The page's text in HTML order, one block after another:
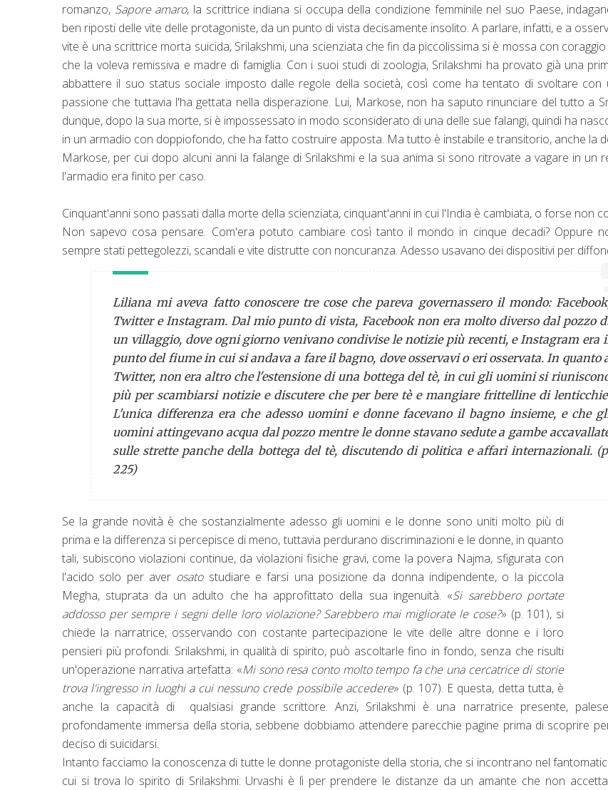
romanzo, Sapore amaro, la scrittrice indiana si occupa della condizione femminile nel suo Paese,
ben riposti delle vite delle protagoniste, da un punto di vista decisamente insolito. A parlare, infatti, e a
vite è una scrittrice morta suicida, Srilakshmi, una scienziata che fin da piccolissima si è mossa con
che la voleva remissiva e madre di famiglia. Con i suoi studi di zoologia, Srilakshmi ha provato già una
abbattere il suo status sociale imposto dalle regole della società, così come ha tentato di svoltare con
passione che tuttavia l'ha gettata nella disperazione. Lui, Markose, non ha saputo rinunciare del tutto a
dunque, dopo la sua morte, si è impossessato in modo sconsiderato di una delle sue falangi, quindi ha
in un armadio con doppiofondo, che ha fatto costruire apposta. Ma tutto è instabile e transitorio, anche la
Markose, per cui dopo alcuni anni la falange di Srilakshmi e la sua anima si sono ritrovate a vagare in un
l'armadio era finito per caso.
Cinquant'anni sono passati dalla morte della scienziata, cinquant'anni in cui l'India è cambiata, o forse non
Non sapevo cosa pensare. Com'era potuto cambiare così tanto il mondo in cinque decadi? Oppure
sempre stati pettegolezzi, scandali e vite distrutte con noncuranza. Adesso usavano dei dispositivi per
Liliana mi aveva fatto conoscere tre cose che pareva governassero il mondo:
Twitter e Instagram. Dal mio punto di vista, Facebook non era molto diverso dal pozzo
un villaggio, dove ogni giorno venivano condivise le notizie più recenti, e Instagram era
punto del fiume in cui si andava a fare il bagno, dove osservavi o eri osservata. In quanto
Twitter, non era altro che l'estensione di una bottega del tè, in cui gli uomini si
più per scambiarsi notizie e discutere che per bere tè e mangiare frittelline di
L'unica differenza era che adesso uomini e donne facevano il bagno insieme, e che
uomini attingevano acqua dal pozzo mentre le donne stavano sedute a gambe
sulle strette panche della bottega del tè, discutendo di politica e affari internazionali.
225)
Se la grande novità è che sostanzialmente adesso gli uomini e le donne sono uniti molto più di
prima e la differenza si percepisce di meno, tuttavia perdurano discriminazioni e le donne, in quanto
tali, subiscono violazioni continue, da violazioni fisiche gravi, come la povera Najma, sfigurata con
l'acido solo per aver osatostudiare e farsi una posizione da donna indipendente, o la piccola
Megha, stuprata da un adulto che ha approfittato della sua ingenuità. «Si sarebbero portate
addosso per sempre i segni delle loro violazione? Sarebbero mai migliorate le cose?» (p. 101), si
chiede la narratrice, osservando con costante partecipazione le vite delle altre donne e i loro
pensieri più profondi. Srilakshmi, in qualità di spirito, può ascoltarle fino in fondo, senza che risulti
un'operazione narrativa artefatta: «Mi sono resa conto molto tempo fa che una cercatrice di storie
trova l'ingresso in luoghi a cui nessuno crede possibile accedere» (p. 107). E questa, detta tutta, è
anche la capacità di qualsiasi grande scrittore. Anzi, Srilakshmi è una narratrice presente,
profondamente immersa della storia, sebbene dobbiamo attendere parecchie pagine prima di scoprire
deciso di suicidarsi.
Intanto facciamo la conoscenza di tutte le donne protagoniste della storia, che si incontrano nel
cui si trova lo spirito di Srilakshmi: Urvashi è lì per prendere le distanze da un amante che non